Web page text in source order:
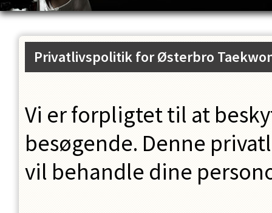
Privatlivspolitik forØsterbro
Vi er forpligtet til at
besøgende. Denne
vil behandle dine